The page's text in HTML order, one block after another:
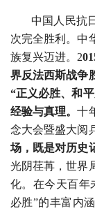
中国人民抗
次完全胜利。中
族复兴迈进。2
界反法西斯战争
“正义必胜、和
经验与真理。十
念大会暨盛大阅
场，既是对历史
光阴荏苒，世界
化。在今天百年
必胜”的丰富内